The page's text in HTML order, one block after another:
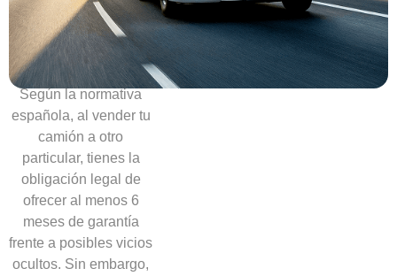
necesidad
de
ofrecer
garantías
Según la normativa
española, al vender tu
camión a otro
particular, tienes la
obligación legal de
ofrecer al menos 6
meses de garantía
frente a posibles vicios
ocultos. Sin embargo,